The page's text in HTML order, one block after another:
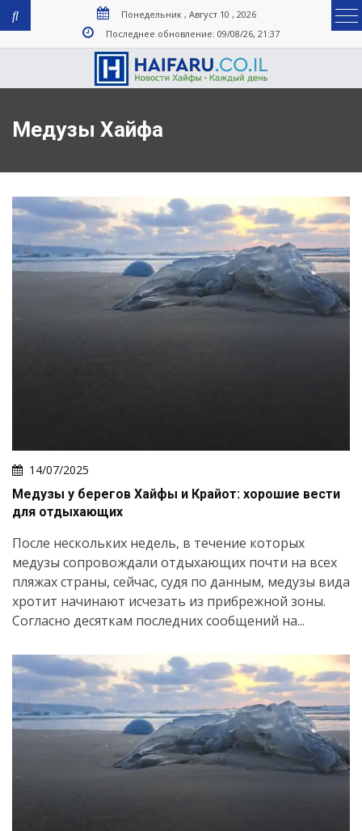
Понедельник , Август 10 , 2026
Последнее обновление: 09/08/26, 21:37
Медузы Хайфа
14/07/2025
Медузы у берегов Хайфы и Крайот: хорошие вести
для отдыхающих
После нескольких недель, в течение которых
медузы сопровождали отдыхающих почти на всех
пляжах страны, сейчас, судя по данным, медузы вида
хротит начинают исчезать из прибрежной зоны.
Согласно десяткам последних сообщений на...